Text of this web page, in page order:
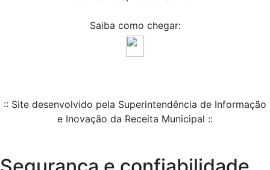
Saiba como chegar:
:: Site desenvolvido pela Superintendência de Informação
e Inovação da Receita Municipal ::